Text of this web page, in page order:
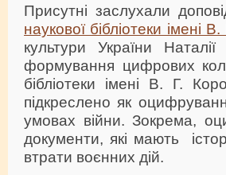
Присутні заслухали
наукової бібліотеки імені
культури України
формування цифрових
бібліотеки імені В. Г.
підкреслено як
умовах війни. Зокрема,
документи, які мають
втрати воєнних дій.